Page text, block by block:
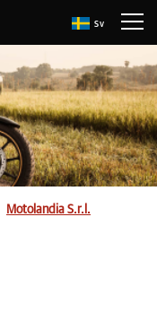
Sv
Motolandia S.r.l.